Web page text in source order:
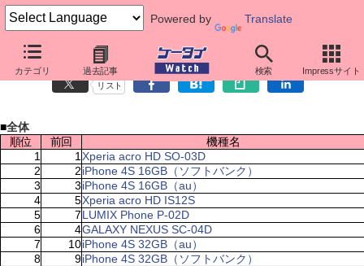
Powered by Translate
カテゴリ 過去記事 検索 Impressサイト
ケータイ売れ筋ランキング（3月26日～4月1日）
リスト
■全体
順位
前回
機種名
1
1 Xperia acro HD SO-03D
2
2iPhone 4S 16GB（ソフトバンク）
3
3iPhone 4S 16GB（au）
4
5Xperia acro HD IS12S
5
7LUMIX Phone P-02D
6
4GALAXY NEXUS SC-04D
7
10iPhone 4S 32GB（au）
8
9iPhone 4S 32GB（ソフトバンク）